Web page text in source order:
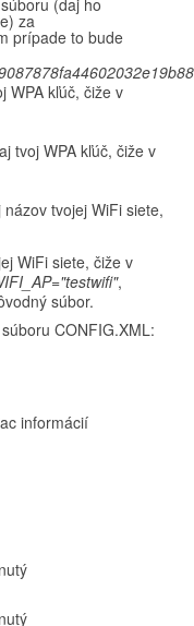
(daj ho
za
prípade to bude
WPA kľúč, čiže v
tvoj WPA kľúč, čiže v
názov tvojej WiFi siete,
WiFi siete, čiže v
testwifi",
súbor.
CONFIG.XML:
informácií